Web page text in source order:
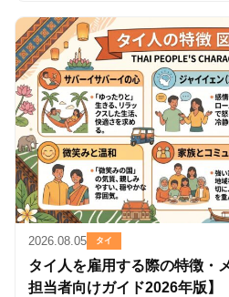
2026.08.05 タイ
タイ人を雇用する際の特徴・
担当者向けガイド2026年版】